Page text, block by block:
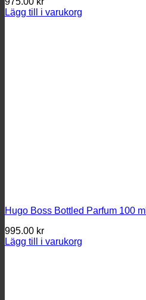
Lägg till i varukorg
Hugo Boss Bottled Parfum 100 ml
995.00 kr
Lägg till i varukorg